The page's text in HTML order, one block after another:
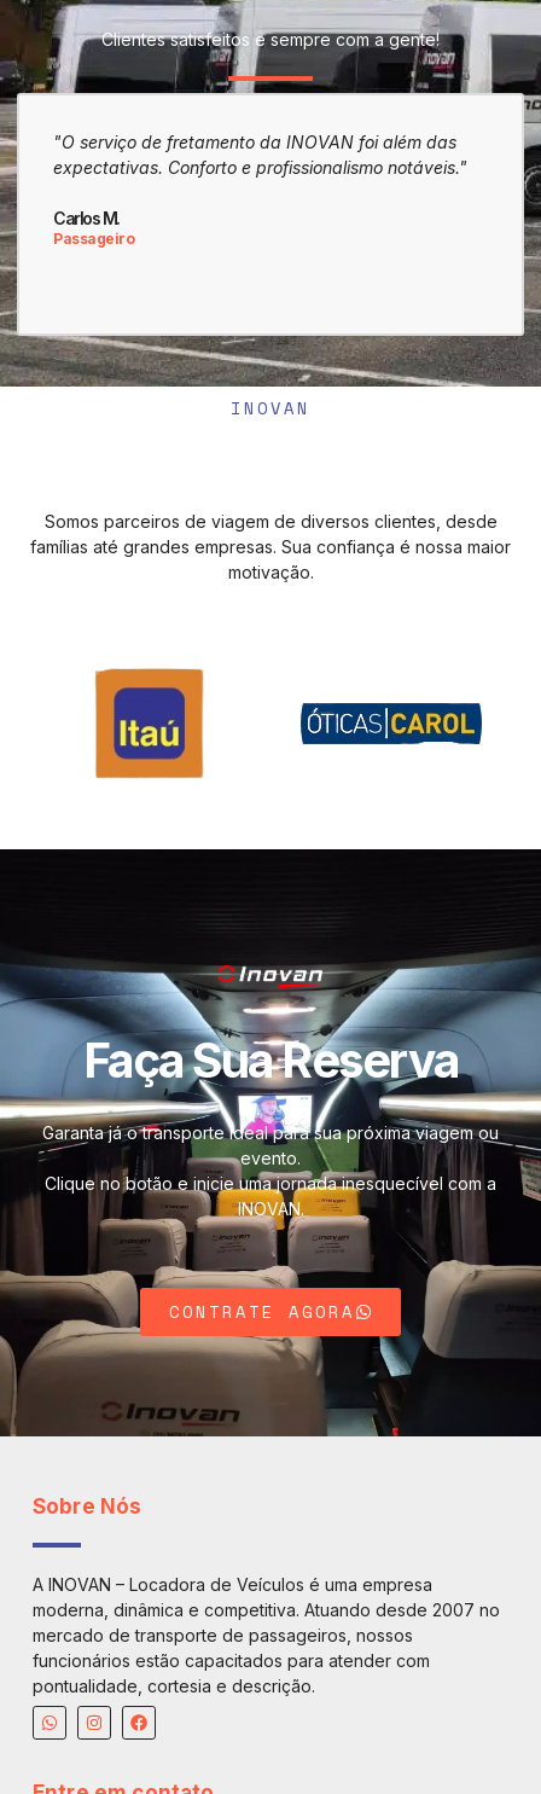
Clientes satisfeitos e sempre com a gente!
"O serviço de fretamento da INOVAN foi além das
expectativas. Conforto e profissionalismo notáveis."
Carlos M.
Passageiro
"A
A
INOVAN
Somos parceiros de viagem de diversos clientes, desde
famílias até grandes empresas. Sua confiança é nossa maior
motivação.
Faça Sua Reserva
Garanta já o transporte ideal para sua próxima viagem ou
evento.
Clique no botão e inicie uma jornada inesquecível com a
INOVAN.
CONTRATE AGORA
Sobre Nós
A INOVAN – Locadora de Veículos é uma empresa
moderna, dinâmica e competitiva. Atuando desde 2007 no
mercado de transporte de passageiros, nossos
funcionários estão capacitados para atender com
pontualidade, cortesia e descrição.